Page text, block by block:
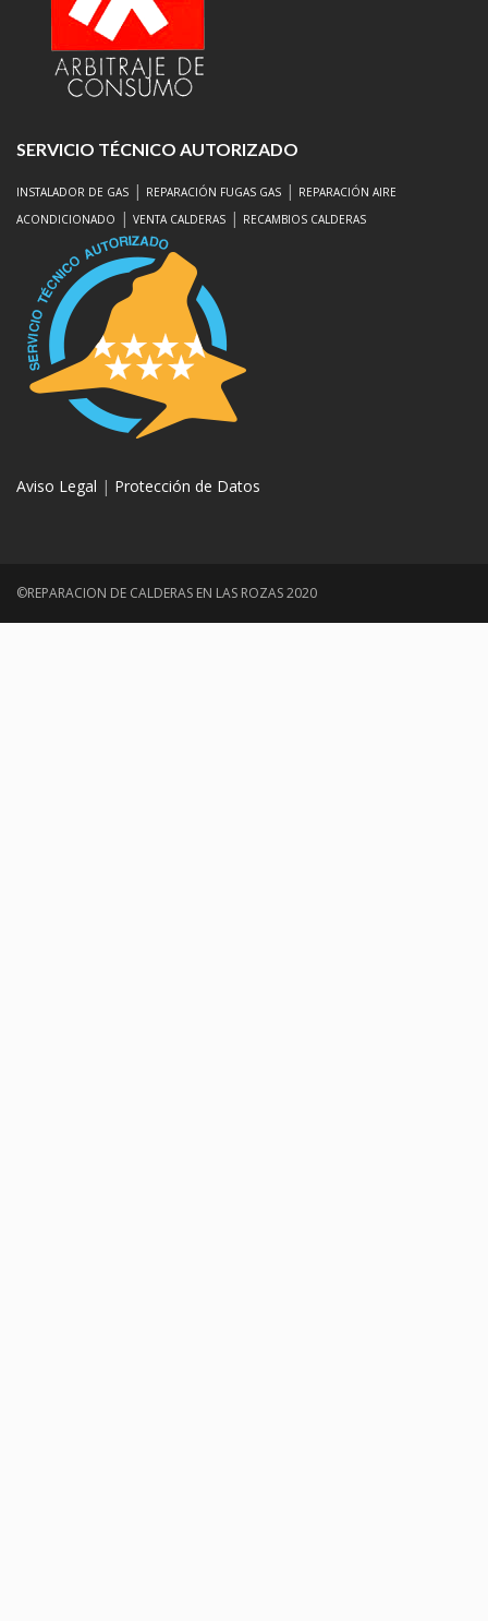
SERVICIO TÉCNICO AUTORIZADO
INSTALADOR DE GAS | REPARACIÓN FUGAS GAS | REPARACIÓN AIRE
ACONDICIONADO
| VENTA CALDERAS | RECAMBIOS CALDERAS
Aviso Legal | Protección de Datos
©REPARACION DE CALDERAS EN LAS ROZAS 2020